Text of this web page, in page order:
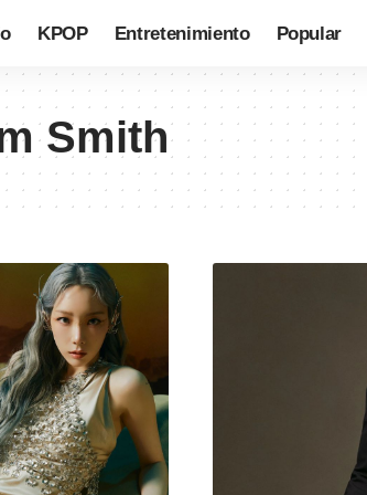
KPOP Entretenimiento Popular
Smith